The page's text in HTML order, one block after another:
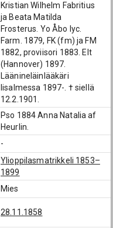
Kristian Wilhelm Fabritius
ja Beata Matilda
Frosterus. Yo Åbo lyc.
Farm. 1879, FK (fm) ja FM
1882, proviisori 1883. Elt
(Hannover) 1897.
Läänineläinlääkäri
Iisalmessa 1897-. † siellä
12.2.1901.
Pso 1884 Anna Natalia af
Heurlin.
-
Ylioppilasmatrikkeli 1853–
1899
Mies
28.11.1858